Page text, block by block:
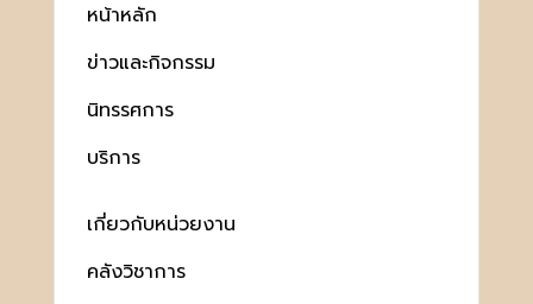
หน้าหลัก
ข่าวและกิจกรรม
นิทรรศการ
บริการ
เกี่ยวกับหน่วยงาน
คลังวิชาการ